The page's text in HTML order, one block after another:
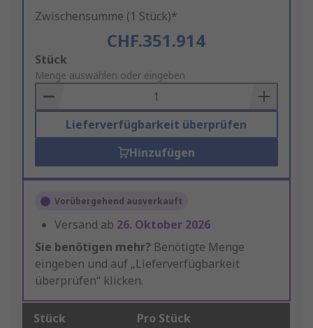
Zwischensumme (1 Stück)*
CHF.351.914
Add
to
Basket
Stück
Menge auswählen oder eingeben
Lieferverfügbarkeit überprüfen
Hinzufügen
Vorübergehend ausverkauft
Versand ab 26. Oktober 2026
Sie benötigen mehr? Benötigte Menge
eingeben und auf „Lieferverfügbarkeit
überprüfen“ klicken.
Stück Pro Stück